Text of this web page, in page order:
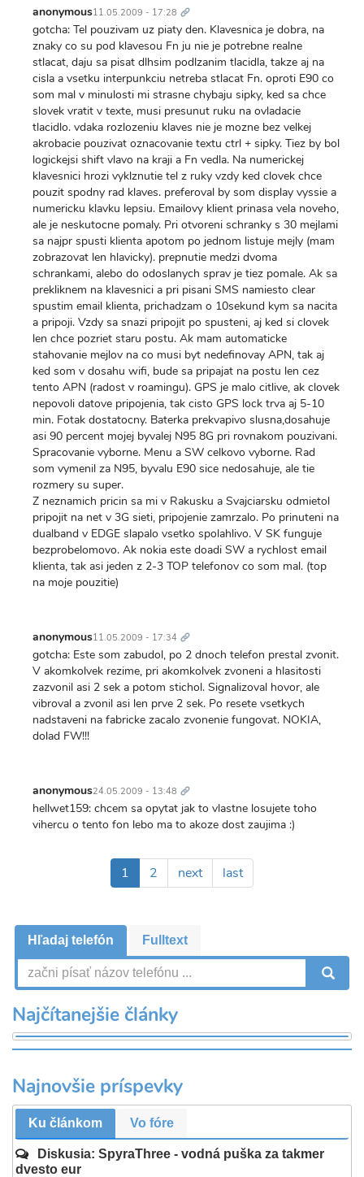
anonymous11.05.2009 - 17:28 odkaz
gotcha: Tel pouzivam uz piaty den. Klavesnica je dobra, na
znaky co su pod klavesou Fn ju nie je potrebne realne
stlacat, daju sa pisat dlhsim podlzanim tlacidla, takze aj na
cisla a vsetku interpunkciu netreba stlacat Fn. oproti E90 co
som mal v minulosti mi strasne chybaju sipky, ked sa chce
slovek vratit v texte, musi presunut ruku na ovladacie
tlacidlo. vdaka rozlozeniu klaves nie je mozne bez velkej
akrobacie pouzivat oznacovanie textu ctrl + sipky. Tiez by bol
logickejsi shift vlavo na kraji a Fn vedla. Na numerickej
klavesnici hrozi vyklznutie tel z ruky vzdy ked clovek chce
pouzit spodny rad klaves. preferoval by som display vyssie a
numericku klavku lepsiu. Emailovy klient prinasa vela noveho,
ale je neskutocne pomaly. Pri otvoreni schranky s 30 mejlami
sa najpr spusti klienta apotom po jednom listuje mejly (mam
zobrazovat len hlavicky). prepnutie medzi dvoma
schrankami, alebo do odoslanych sprav je tiez pomale. Ak sa
prekliknem na klavesnici a pri pisani SMS namiesto clear
spustim email klienta, prichadzam o 10sekund kym sa nacita
a pripoji. Vzdy sa snazi pripojit po spusteni, aj ked si clovek
len chce pozriet staru postu. Ak mam automaticke
stahovanie mejlov na co musi byt nedefinovay APN, tak aj
ked som v dosahu wifi, bude sa pripajat na postu len cez
tento APN (radost v roamingu). GPS je malo citlive, ak clovek
nepovoli datove pripojenia, tak cisto GPS lock trva aj 5-10
min. Fotak dostatocny. Baterka prekvapivo slusna,dosahuje
asi 90 percent mojej byvalej N95 8G pri rovnakom pouzivani.
Spracovanie vyborne. Menu a SW celkovo vyborne. Rad
som vymenil za N95, byvalu E90 sice nedosahuje, ale tie
rozmery su super.
Z neznamich pricin sa mi v Rakusku a Svajciarsku odmietol
pripojit na net v 3G sieti, pripojenie zamrzalo. Po prinuteni na
dualband v EDGE slapalo vsetko spolahlivo. V SK funguje
bezprobelomovo. Ak nokia este doadi SW a rychlost email
klienta, tak asi jeden z 2-3 TOP telefonov co som mal. (top
na moje pouzitie)
anonymous11.05.2009 - 17:34 odkaz
gotcha: Este som zabudol, po 2 dnoch telefon prestal zvonit.
V akomkolvek rezime, pri akomkolvek zvoneni a hlasitosti
zazvonil asi 2 sek a potom stichol. Signalizoval hovor, ale
vibroval a zvonil asi len prve 2 sek. Po resete vsetkych
nadstaveni na fabricke zacalo zvonenie fungovat. NOKIA,
dolad FW!!!
anonymous24.05.2009 - 13:48 odkaz
hellwet159: chcem sa opytat jak to vlastne losujete toho
vihercu o tento fon lebo ma to akoze dost zaujima :)
Aktuálna
stránka
1 Page
2
Ďalšia
strana
next
Posledná
strana
last
Hľadaj telefón Fulltext
Najčítanejšie články
Najnovšie príspevky
Ku článkom Vo fóre
Diskusia: SpyraThree - vodná puška za takmer
dvesto eur